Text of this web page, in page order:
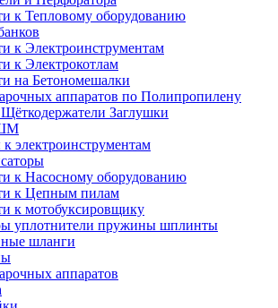
к Тепловому оборудованию
к Электроинструментам
к Электрокотлам
на Бетономешалки
аппаратов по Полипропилену
Заглушки
электроинструментам
к Насосному оборудованию
к Цепным пилам
к мотобуксировщику
уплотнители пружины шплинты
шланги
аппаратов